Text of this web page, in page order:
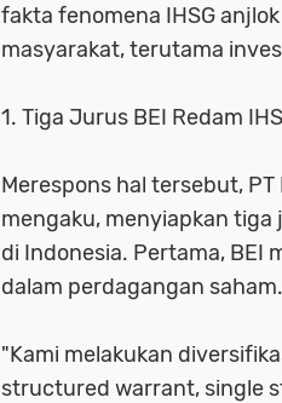
fakta fenomena IHSG
masyarakat, terutama
1. Tiga Jurus BEI Redam
Merespons hal tersebut,
mengaku, menyiapkan
di Indonesia. Pertama, BEI
dalam perdagangan saham.
"Kami melakukan
structured warrant, single